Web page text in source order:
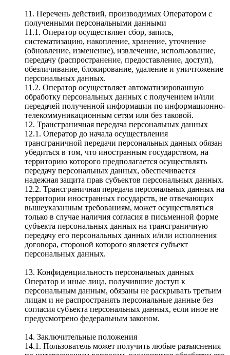
11. Перечень действий, производимых Оператором с
полученными персональными данными
11.1. Оператор осуществляет сбор, запись,
систематизацию, накопление, хранение, уточнение
(обновление, изменение), извлечение, использование,
передачу (распространение, предоставление, доступ),
обезличивание, блокирование, удаление и уничтожение
персональных данных.
11.2. Оператор осуществляет автоматизированную
обработку персональных данных с получением и/или
передачей полученной информации по информационно-
телекоммуникационным сетям или без таковой.
12. Трансграничная передача персональных данных
12.1. Оператор до начала осуществления
трансграничной передачи персональных данных обязан
убедиться в том, что иностранным государством, на
территорию которого предполагается осуществлять
передачу персональных данных, обеспечивается
надежная защита прав субъектов персональных данных.
12.2. Трансграничная передача персональных данных на
территории иностранных государств, не отвечающих
вышеуказанным требованиям, может осуществляться
только в случае наличия согласия в письменной форме
субъекта персональных данных на трансграничную
передачу его персональных данных и/или исполнения
договора, стороной которого является субъект
персональных данных.
13. Конфиденциальность персональных данных
Оператор и иные лица, получившие доступ к
персональным данным, обязаны не раскрывать третьим
лицам и не распространять персональные данные без
согласия субъекта персональных данных, если иное не
предусмотрено федеральным законом.
14. Заключительные положения
14.1. Пользователь может получить любые разъяснения